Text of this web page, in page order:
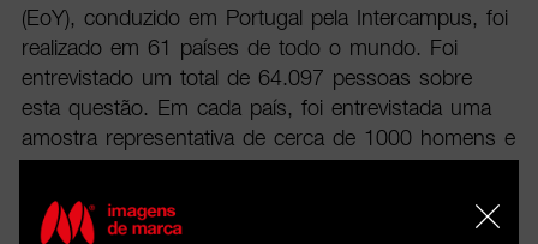
(EoY), conduzido em Portugal pela Intercampus, foi
realizado em 61 países de todo o mundo. Foi
entrevistado um total de 64.097 pessoas sobre
esta questão. Em cada país, foi entrevistada uma
amostra representativa de cerca de 1000 homens e
mulheres entre outubro e dezembro de 2025, quer
pessoalmente, quer por telefone ou online. A
margem de erro do inquérito é de ±3-5% para um